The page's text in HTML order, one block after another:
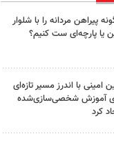
پیراهن مردانه را با شلوار
یا پارچه‌ای ست کنیم؟
امینی با اندرز مسیر تازه‌ای
آموزش شخصی‌سازی‌شده
کرد